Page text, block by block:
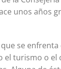
unos años
se
el turismo o